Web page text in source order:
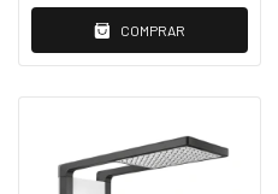
COMPRAR